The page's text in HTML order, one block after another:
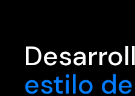
estilo